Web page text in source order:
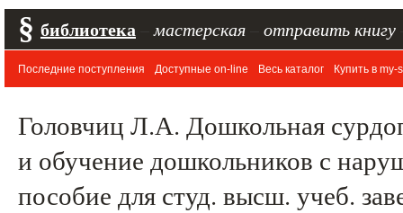
§ библиотека мастерская отправить книгу
Последние поступления Доступные on-line Весь каталог Купить в my-
Головчиц Л.А. Дошкольная
и обучение дошкольников с
пособие для студ. высш. учеб.